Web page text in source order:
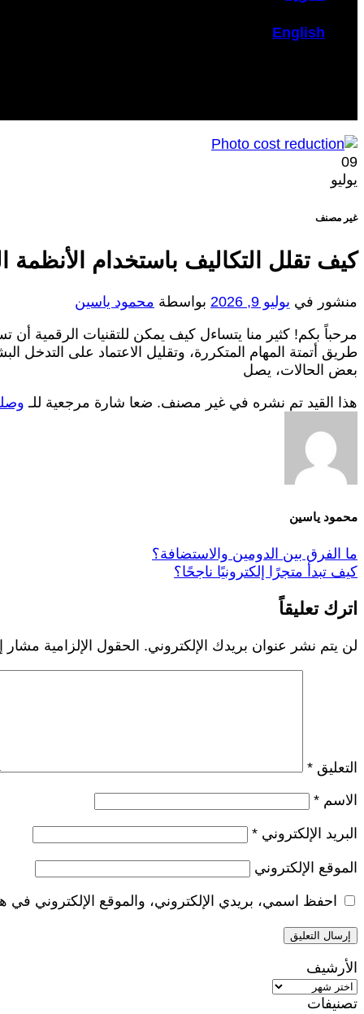
English
09
يوليو
غير مصنف
كيف تقلل التكاليف باستخدام الأنظمة
منشور في يوليو 9, 2026 بواسطة محمود ياسين
مرحباً بكم! كثير منا يتساءل كيف يمكن للتقنيات الرقمية
طريق أتمتة المهام المتكررة، وتقليل الاعتماد على التدخل
بعض الحالات، يصل
هذا القيد تم نشره في غير مصنف. ضعا شارة مرجعية للـ
محمود ياسين
ما الفرق بين الدومين والاستضافة؟
كيف تبدأ متجرًا إلكترونيًا ناجحًا؟
اترك تعليقاً
لن يتم نشر عنوان بريدك الإلكتروني. الحقول الإلزامية مشار
التعليق *
الاسم *
البريد الإلكتروني *
الموقع الإلكتروني
احفظ اسمي، بريدي الإلكتروني، والموقع الإلكتروني في
الأرشيف
الأرشيف
تصنيفات